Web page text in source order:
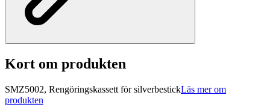
Kort om produkten
SMZ5002, Rengöringskassett för silverbestickLäs mer om
produkten